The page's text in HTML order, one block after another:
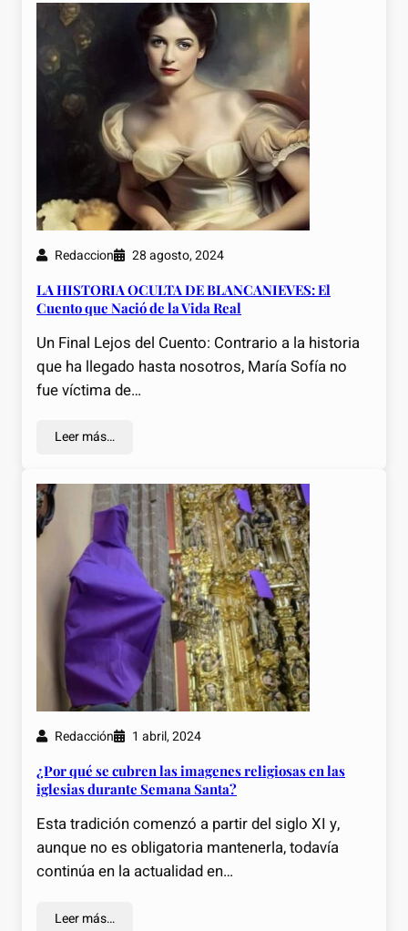
Redaccion 28 agosto, 2024
LA HISTORIA OCULTA DE BLANCANIEVES: El
Cuento que Nació de la Vida Real
Un Final Lejos del Cuento: Contrario a la historia
que ha llegado hasta nosotros, María Sofía no
fue víctima de…
Leer más…
Redacción 1 abril, 2024
¿Por qué se cubren las imagenes religiosas en las
iglesias durante Semana Santa?
Esta tradición comenzó a partir del siglo XI y,
aunque no es obligatoria mantenerla, todavía
continúa en la actualidad en…
Leer más…